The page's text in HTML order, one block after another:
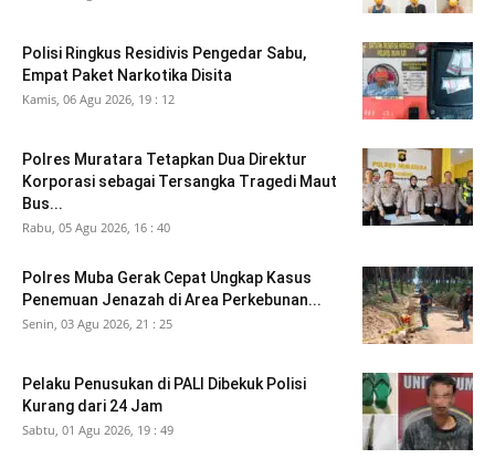
Polisi Ringkus Residivis Pengedar Sabu,
Empat Paket Narkotika Disita
Kamis, 06 Agu 2026, 19 : 12
Polres Muratara Tetapkan Dua Direktur
Korporasi sebagai Tersangka Tragedi Maut
Bus...
Rabu, 05 Agu 2026, 16 : 40
Polres Muba Gerak Cepat Ungkap Kasus
Penemuan Jenazah di Area Perkebunan...
Senin, 03 Agu 2026, 21 : 25
Pelaku Penusukan di PALI Dibekuk Polisi
Kurang dari 24 Jam
Sabtu, 01 Agu 2026, 19 : 49